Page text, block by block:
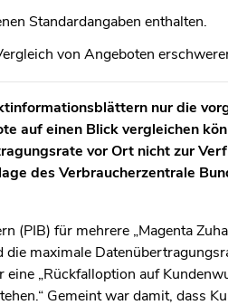
Standardangaben enthalten.
von Angeboten
nur die
auf einen Blick vergleichen
vor Ort nicht zur
des Verbraucherzentrale
(PIB) für mehrere „Magenta
maximale
„Rückfalloption auf
Gemeint war damit, dass